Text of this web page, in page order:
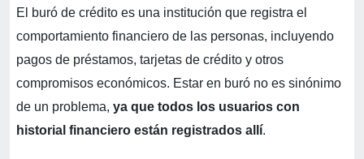
El buró de crédito es una institución que registra el
comportamiento financiero de las personas, incluyendo
pagos de préstamos, tarjetas de crédito y otros
compromisos económicos. Estar en buró no es sinónimo
de un problema, ya que todos los usuarios con
historial financiero están registrados allí.